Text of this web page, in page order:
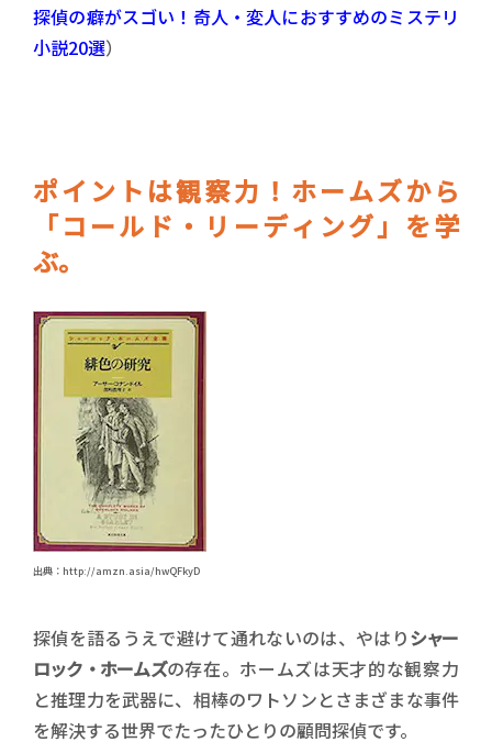
探偵の癖がスゴい！奇人・変人におすすめのミステリ
小説20選）
ポイントは観察力！ホームズから
「コールド・リーディング」を学
ぶ。
出典：http://amzn.asia/hwQFkyD
探偵を語るうえで避けて通れないのは、やはりシャー
ロック・ホームズの存在。ホームズは天才的な観察力
と推理力を武器に、相棒のワトソンとさまざまな事件
を解決する世界でたったひとりの顧問探偵です。